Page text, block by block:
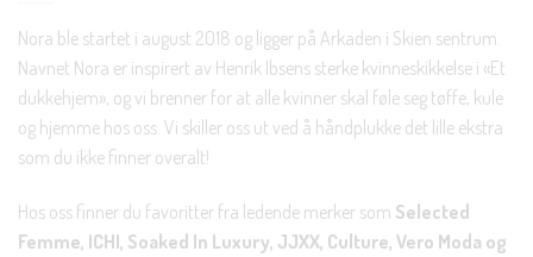
Nora ble startet i august 2018 og ligger på Arkaden i Skien sentrum.
Navnet Nora er inspirert av Henrik Ibsens sterke kvinneskikkelse i «Et
dukkehjem», og vi brenner for at alle kvinner skal føle seg tøffe, kule
og hjemme hos oss. Vi skiller oss ut ved å håndplukke det lille ekstra
som du ikke finner overalt!
Hos oss finner du favoritter fra ledende merker som Selected
Femme, ICHI, Soaked In Luxury, JJXX, Culture, Vero Moda og